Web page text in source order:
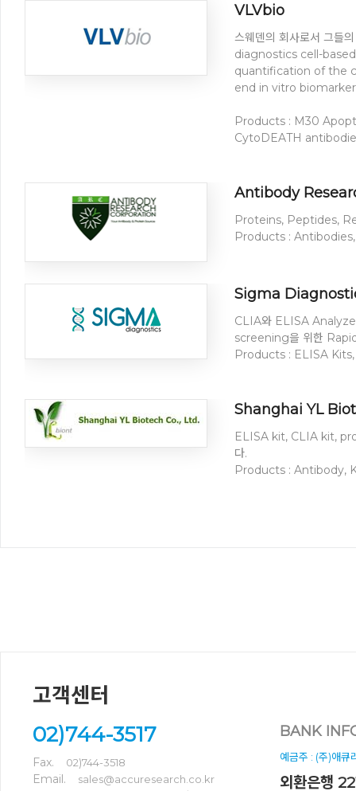
VLVbio
스웨덴의 회사로서 그
diagnostics cell-based
quantification of the
end in vitro
Products : M30
CytoDEATH
Antibody
Proteins, Peptides,
Products :
Sigma
CLIA와 ELISA
screening을 위한
Products : ELISA
Shanghai YL
ELISA kit, CLIA kit,
다.
Products : Antibody,
고객센터
02)744-3517
Fax. 02)744-3518
Email. sales@accuresearch.co.kr
BANK
예금주 : (주)애큐
외환은행